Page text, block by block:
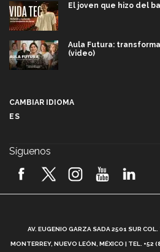
El joven que hizo del
Aula Futura:
(video)
2026! (video)
¿Cómo es el Modelo
CAMBIAR IDIOMA
ES
Síguenos
AV. EUGENIO GARZA SADA 2501 SUR
MONTERREY, NUEVO LEÓN, MÉXICO | TEL.